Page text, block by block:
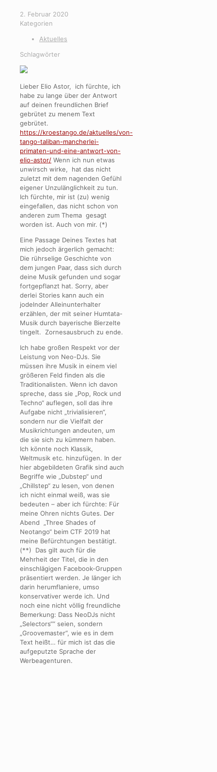
2. Februar 2020
Kategorien
Aktuelles
Schlagwörter
Lieber Elio Astor, ich fürchte, ich
habe zu lange über der Antwort
auf deinen freundlichen Brief
gebrütet zu menem Text
gebrütet.
https://kroestango.de/aktuelles/von-
tango-taliban-mancherlei-
primaten-und-eine-antwort-von-
elio-astor/ Wenn ich nun etwas
unwirsch wirke, hat das nicht
zuletzt mit dem nagenden Gefühl
eigener Unzulänglichkeit zu tun.
Ich fürchte, mir ist (zu) wenig
eingefallen, das nicht schon von
anderen zum Thema gesagt
worden ist. Auch von mir. (*)
Eine Passage Deines Textes hat
mich jedoch ärgerlich gemacht:
Die rührselige Geschichte von
dem jungen Paar, dass sich durch
deine Musik gefunden und sogar
fortgepflanzt hat. Sorry, aber
derlei Stories kann auch ein
jodelnder Alleinunterhalter
erzählen, der mit seiner Humtata-
Musik durch bayerische Bierzelte
tingelt. Zornesausbruch zu ende.
Ich habe großen Respekt vor der
Leistung von Neo-DJs. Sie
müssen ihre Musik in einem viel
größeren Feld finden als die
Traditionalisten. Wenn ich davon
spreche, dass sie „Pop, Rock und
Techno“ auflegen, soll das ihre
Aufgabe nicht „trivialisieren“,
sondern nur die Vielfalt der
Musikrichtungen andeuten, um
die sie sich zu kümmern haben.
Ich könnte noch Klassik,
Weltmusik etc. hinzufügen. In der
hier abgebildeten Grafik sind auch
Begriffe wie „Dubstep“ und
„Chillstep“ zu lesen, von denen
ich nicht einmal weiß, was sie
bedeuten – aber ich fürchte: Für
meine Ohren nichts Gutes. Der
Abend „Three Shades of
Neotango“ beim CTF 2019 hat
meine Befürchtungen bestätigt.
(**) Das gilt auch für die
Mehrheit der Titel, die in den
einschlägigen Facebook-Gruppen
präsentiert werden. Je länger ich
darin herumflaniere, umso
konservativer werde ich. Und
noch eine nicht völlig freundliche
Bemerkung: Dass NeoDJs nicht
„Selectors““ seien, sondern
„Groovemaster“, wie es in dem
Text heißt… für mich ist das die
aufgeputzte Sprache der
Werbeagenturen.